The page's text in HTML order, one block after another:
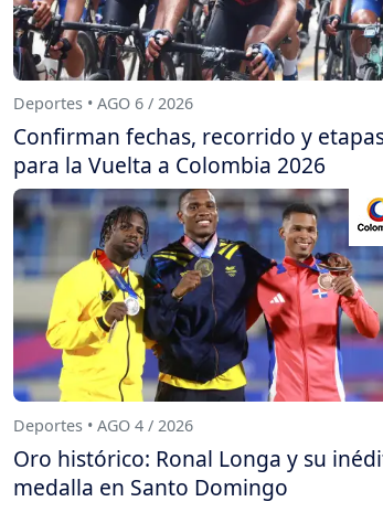
Deportes • AGO 6 / 2026
Confirman fechas, recorrido y
para la Vuelta a Colombia 2026
Deportes • AGO 4 / 2026
Oro histórico: Ronal Longa y su
medalla en Santo Domingo